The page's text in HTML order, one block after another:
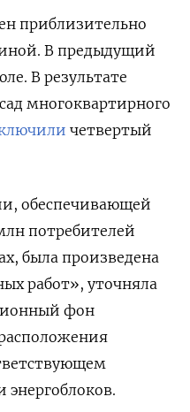
приблизительно
В предыдущий
В результате
многоквартирного
четвертый
обеспечивающей
потребителей
была произведена
работ», уточняла
фон
энергоблоков.